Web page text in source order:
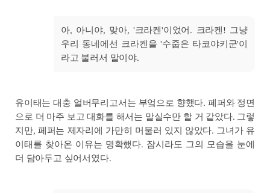
아, 아니야, 맞아, '크라켄'이었어. 크라켄! 그냥
우리 동네에선 크라켄을 '수줍은 타코야키군'이
라고 불러서 말이야.
유이태는 대충 얼버무리고서는 부엌으로 향했다. 페퍼와 정면
으로 더 마주 보고 대화를 해서는 말실수만 할 거 같았다. 그렇
지만, 페퍼는 제자리에 가만히 머물러 있지 않았다. 그녀가 유
이태를 찾아온 이유는 명확했다. 잠시라도 그의 모습을 눈에
더 담아두고 싶어서였다.